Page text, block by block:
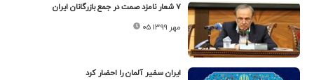
۷ شعار نامزد صمت در جمع بازرگانان ایران
۰۵ مهر ۱۳۹۹
ایران سفیر آلمان را احضار کرد